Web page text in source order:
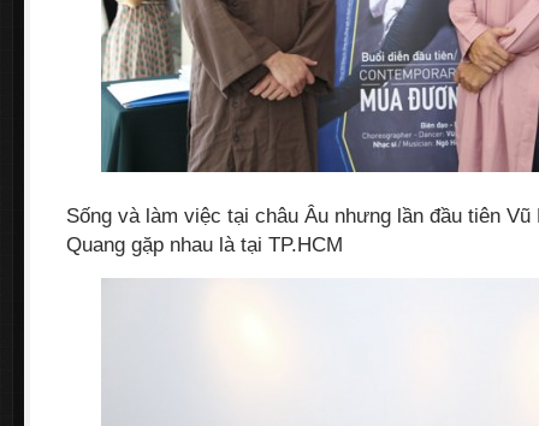
Sống và làm việc tại châu Âu nhưng lần đầu tiên Vũ
Quang gặp nhau là tại TP.HCM